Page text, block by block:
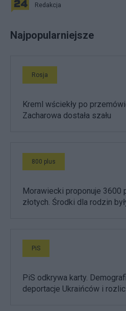
Redakcja
Najpopularniejsze
Rosja
Kreml wściekły po
Zacharowa dostała szału
800 plus
Morawiecki proponuje 3600
złotych. Środki dla rodzin
PiS
PiS odkrywa karty.
deportacje Ukraińców i